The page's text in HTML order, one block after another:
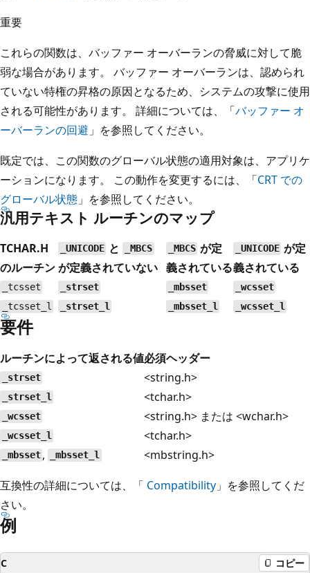
重要
これらの関数は、バッファー オーバーランの脅威に対して脆
弱な場合があります。 バッファー オーバーランは、認められ
ていない特権の昇格の原因となるため、システムの攻撃に使用
される可能性があります。 詳細については、「バッファー オ
ーバーランの回避 」を参照してください。
既定では、この関数のグローバル状態の適用対象は、アプリケ
ーションになります。 この動作を変更するには、「CRT での
グローバル状態 」を参照してください。
汎用テキスト ルーチンのマップ
TCHAR.H
のルーチン
_UNICODE と _MBCS
が定義されていない
_MBCS が定
義されている
_UNICODE が定
義されている
_tcsset _strset _mbsset
_wcsset
_tcsset_l
_strset_l _mbsset_l _wcsset_l
要件
ルーチンによって返される値必須ヘッダー
_strset <string.h>
_strset_l <tchar.h>
_wcsset <string.h> または <wchar.h>
_wcsset_l <tchar.h>
_mbsset , _mbsset_l
<mbstring.h>
互換性の詳細については、「 Compatibility 」を参照してくだ
さい。
例
C コピー